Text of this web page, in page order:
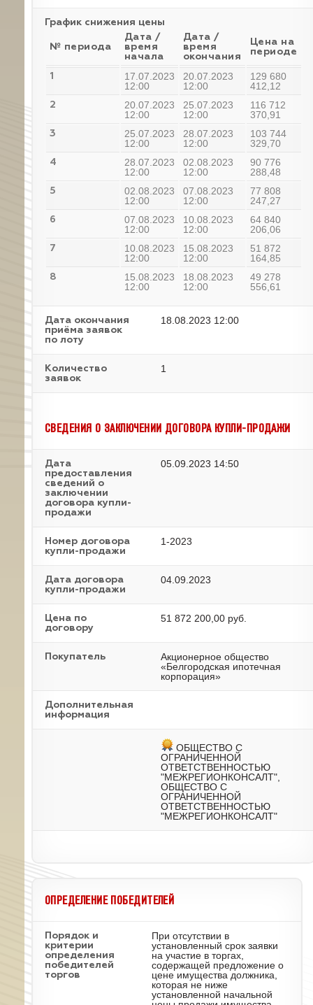
График снижения цены
№ периода
Дата /
время
начала
Дата /
время
окончания
Цена на
периоде
1
17.07.2023
12:00
20.07.2023
12:00
129 680
412,12
2
20.07.2023
12:00
25.07.2023
12:00
116 712
370,91
3
25.07.2023
12:00
28.07.2023
12:00
103 744
329,70
4
28.07.2023
12:00
02.08.2023
12:00
90 776
288,48
5
02.08.2023
12:00
07.08.2023
12:00
77 808
247,27
6
07.08.2023
12:00
10.08.2023
12:00
64 840
206,06
7
10.08.2023
12:00
15.08.2023
12:00
51 872
164,85
8
15.08.2023
12:00
18.08.2023
12:00
49 278
556,61
Дата окончания
приёма заявок
по лоту
18.08.2023 12:00
Количество
заявок
1
СВЕДЕНИЯ О ЗАКЛЮЧЕНИИ ДОГОВОРА КУПЛИ-ПРОДАЖИ
Дата
предоставления
сведений о
заключении
договора купли-
продажи
05.09.2023 14:50
Номер договора
купли-продажи
1-2023
Дата договора
купли-продажи
04.09.2023
Цена по
договору
51 872 200,00 руб.
Покупатель
Акционерное общество
«Белгородская ипотечная
корпорация»
Дополнительная
информация
ОБЩЕСТВО С
ОГРАНИЧЕННОЙ
ОТВЕТСТВЕННОСТЬЮ
"МЕЖРЕГИОНКОНСАЛТ",
ОБЩЕСТВО С
ОГРАНИЧЕННОЙ
ОТВЕТСТВЕННОСТЬЮ
"МЕЖРЕГИОНКОНСАЛТ"
ОПРЕДЕЛЕНИЕ ПОБЕДИТЕЛЕЙ
Порядок и
критерии
определения
победителей
торгов
При отсутствии в
установленный срок заявки
на участие в торгах,
содержащей предложение о
цене имущества должника,
которая не ниже
установленной начальной